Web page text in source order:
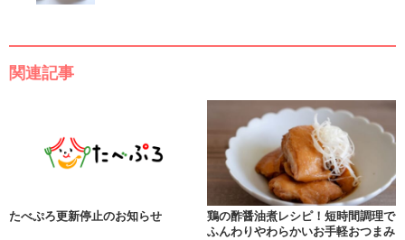
関連記事
たべぷろ更新停止のお知らせ
鶏の酢醤油煮レシピ！短時間調理で
ふんわりやわらかいお手軽おつまみ